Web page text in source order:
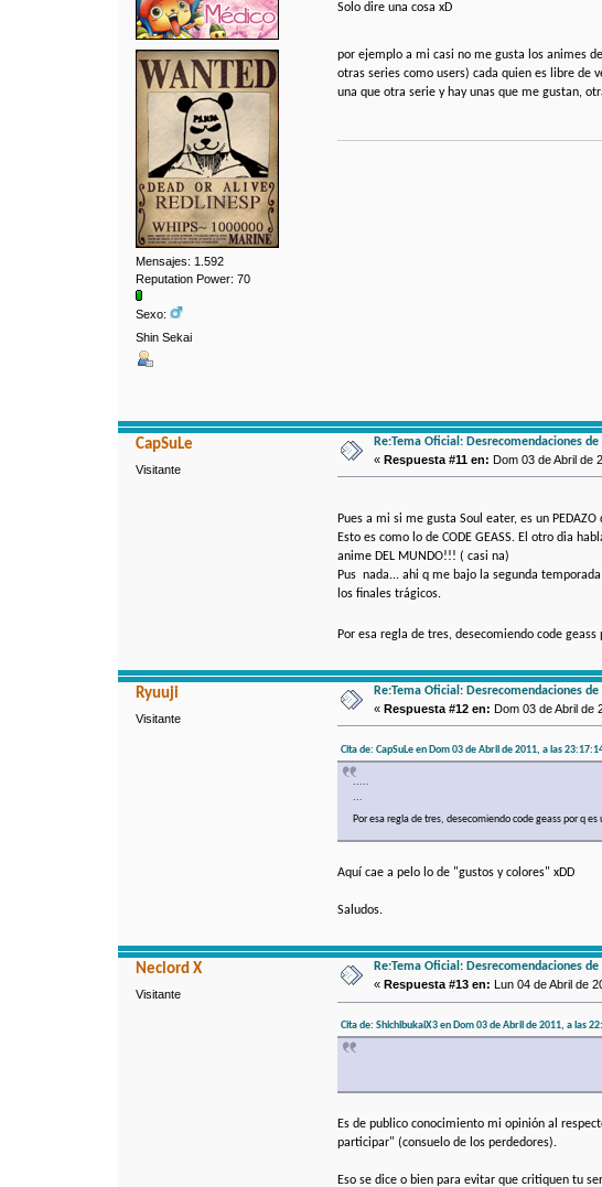
Mensajes: 1.592
Reputation Power: 70
Sexo:
Shin Sekai
Solo dire una cosa xD
por ejemplo a mi casi no me gusta los animes
otras series como users) cada quien es libre de
una que otra serie y hay unas que me gustan,
CapSuLe
Visitante
Re:Tema Oficial: Desrecomendaciones
« Respuesta #11 en: Dom 03 de Abril de
Pues a mi si me gusta Soul eater, es un
Esto es como lo de CODE GEASS. El otro dia
anime DEL MUNDO!!! ( casi na)
Pus nada... ahi q me bajo la segunda
los finales trágicos.
Por esa regla de tres, desecomiendo code
Ryuuji
Visitante
Re:Tema Oficial: Desrecomendaciones
« Respuesta #12 en: Dom 03 de Abril de
Cita de: CapSuLe en Dom 03 de Abril de 2011, a las
.....
...
Por esa regla de tres, desecomiendo code geass por q
Aquí cae a pelo lo de "gustos y colores" xDD
Saludos.
Neclord X
Visitante
Re:Tema Oficial: Desrecomendaciones
« Respuesta #13 en: Lun 04 de Abril de
Cita de: ShichibukaiX3 en Dom 03 de Abril de 2011, a las
Es de publico conocimiento mi opinión al
participar" (consuelo de los perdedores).
Eso se dice o bien para evitar que critiquen tu